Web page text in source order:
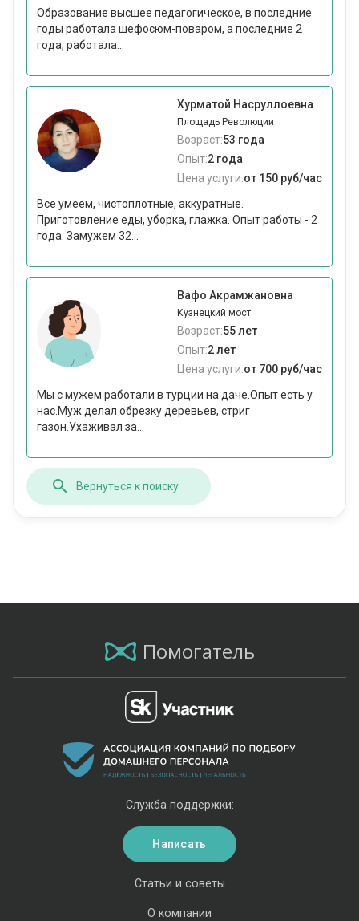
Образование высшее педагогическое, в последние
годы работала шефосюм-поваром, а последние 2
года, работала...
Хурматой Насруллоевна
Площадь Революции
Возраст:53 года
Опыт:2 года
Цена услуги:от 150 руб/час
Все умеем, чистоплотные, аккуратные.
Приготовление еды, уборка, глажка. Опыт работы - 2
года. Замужем 32...
Вафо Акрамжановна
Кузнецкий мост
Возраст:55 лет
Опыт:2 лет
Цена услуги:от 700 руб/час
Мы с мужем работали в турции на даче.Опыт есть у
нас.Муж делал обрезку деревьев, стриг
газон.Ухаживал за...
Вернуться к поиску
Помогатель
Статьи и советы
О компании
Служба поддержки:
Написать